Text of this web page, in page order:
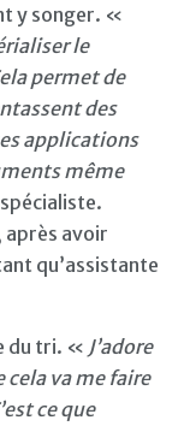
y songer. «
le
permet de
des
applications
même
après avoir
qu’assistante
du tri. « J’adore
cela va me faire
ce que